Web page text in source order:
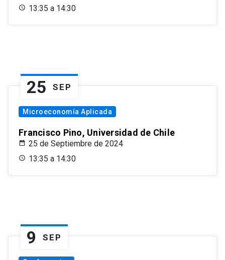
13:35 a 14:30
25 SEP
Microeconomía Aplicada
Francisco Pino, Universidad de Chile
25 de Septiembre de 2024
13:35 a 14:30
9 SEP